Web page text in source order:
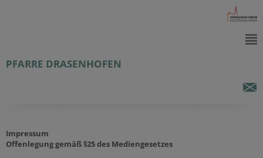
PFARRE DRASENHOFEN
Impressum
Offenlegung gemäß §25 des Mediengesetzes